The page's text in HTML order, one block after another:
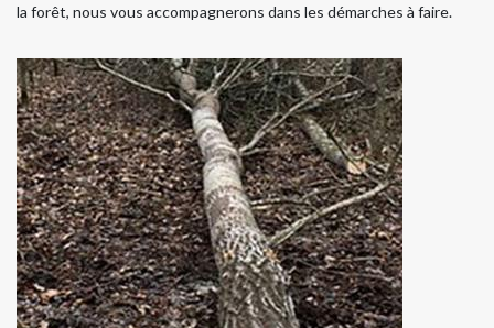
la forêt, nous vous accompagnerons dans les démarches à faire.